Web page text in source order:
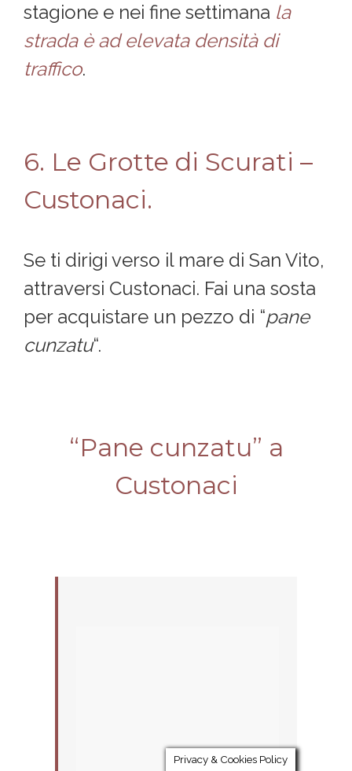
stagione e nei fine settimana la
strada è ad elevata densità di
traffico.
6. Le Grotte di Scurati –
Custonaci.
Se ti dirigi verso il mare di San Vito,
attraversi Custonaci. Fai una sosta
per acquistare un pezzo di “pane
cunzatu“.
“Pane cunzatu” a
Custonaci
Privacy & Cookies Policy